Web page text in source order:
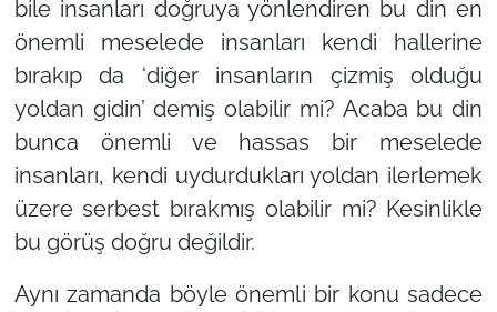
bile insanları doğruya yönlendiren bu din en
önemli meselede insanları kendi hallerine
bırakıp da ‘diğer insanların çizmiş olduğu
yoldan gidin’ demiş olabilir mi? Acaba bu din
bunca önemli ve hassas bir meselede
insanları, kendi uydurdukları yoldan ilerlemek
üzere serbest bırakmış olabilir mi? Kesinlikle
bu görüş doğru değildir.
Aynı zamanda böyle önemli bir konu sadece